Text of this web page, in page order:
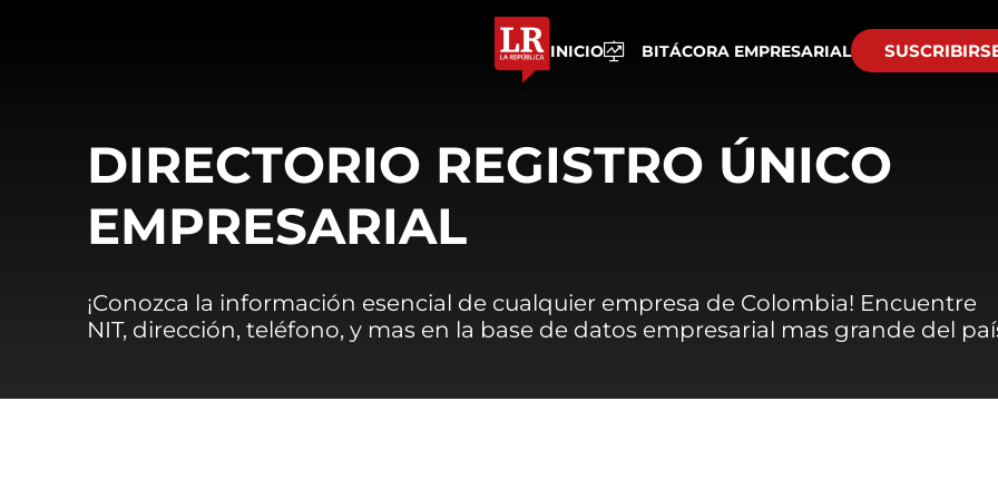
INICIO BITÁCORA EMPRESARIAL
DIRECTORIO REGISTRO ÚNICO
EMPRESARIAL
¡Conozca la información esencial de cualquier empresa de Colombia! Encuentre
NIT, dirección, teléfono, y mas en la base de datos empresarial mas grande del